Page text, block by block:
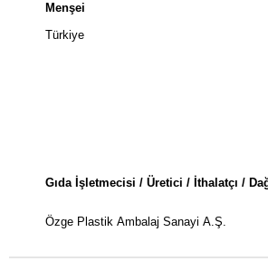
Menşei
Gıda İşletmecisi / Üretici / İthalatçı /
Özge Plastik Ambalaj Sanayi A.Ş.